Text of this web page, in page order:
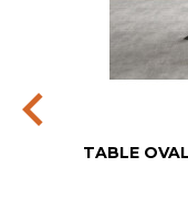
chevron_left
TABLE